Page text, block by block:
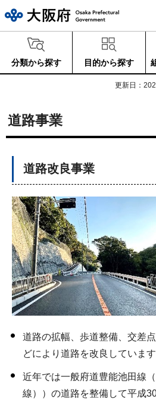
分類から探す 目的から探す
更新日：
道路事業
道路改良事業
道路の拡幅、歩道整備、交差
どにより道路を改良しています
近年では一般府道豊能池田線
線））の道路を整備して平成